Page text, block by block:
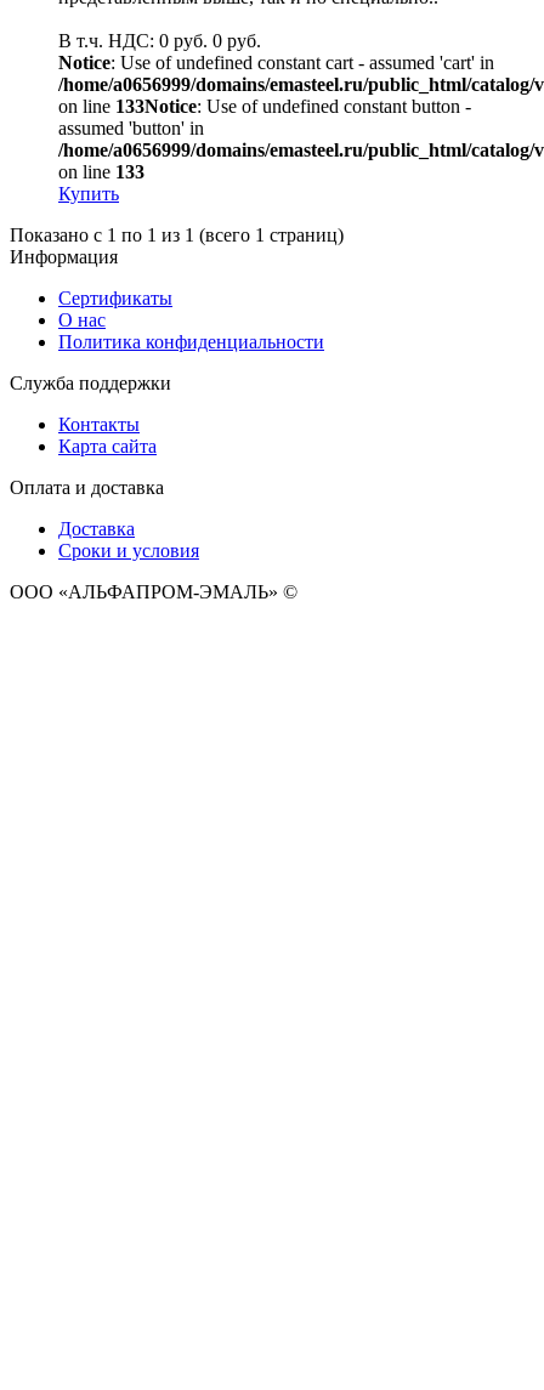
В т.ч. НДС: 0 руб. 0 руб.
Notice: Use of undefined constant cart - assumed 'cart' in
/home/a0656999/domains/emasteel.ru/public_html/
on line 133Notice: Use of undefined constant button -
assumed 'button' in
/home/a0656999/domains/emasteel.ru/public_html/
on line 133
Купить
Показано с 1 по 1 из 1 (всего 1 страниц)
Информация
Сертификаты
О нас
Политика конфиденциальности
Служба поддержки
Контакты
Карта сайта
Оплата и доставка
Доставка
Сроки и условия
ООО «АЛЬФАПРОМ-ЭМАЛЬ» ©